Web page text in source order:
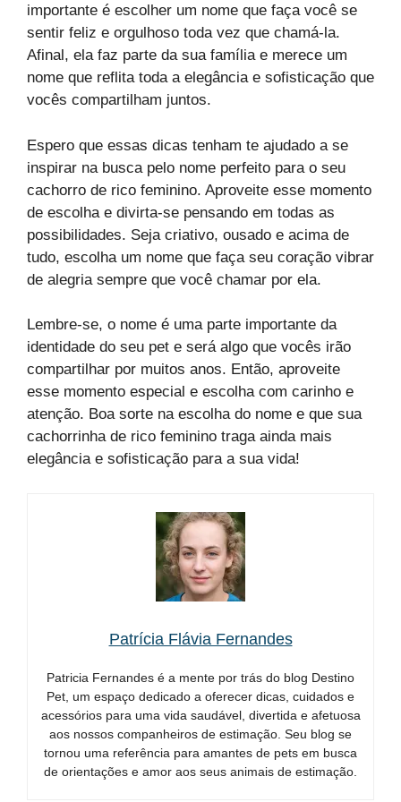
importante é escolher um nome que faça você se
sentir feliz e orgulhoso toda vez que chamá-la.
Afinal, ela faz parte da sua família e merece um
nome que reflita toda a elegância e sofisticação que
vocês compartilham juntos.
Espero que essas dicas tenham te ajudado a se
inspirar na busca pelo nome perfeito para o seu
cachorro de rico feminino. Aproveite esse momento
de escolha e divirta-se pensando em todas as
possibilidades. Seja criativo, ousado e acima de
tudo, escolha um nome que faça seu coração vibrar
de alegria sempre que você chamar por ela.
Lembre-se, o nome é uma parte importante da
identidade do seu pet e será algo que vocês irão
compartilhar por muitos anos. Então, aproveite
esse momento especial e escolha com carinho e
atenção. Boa sorte na escolha do nome e que sua
cachorrinha de rico feminino traga ainda mais
elegância e sofisticação para a sua vida!
Patrícia Flávia Fernandes
Patricia Fernandes é a mente por trás do blog Destino
Pet, um espaço dedicado a oferecer dicas, cuidados e
acessórios para uma vida saudável, divertida e afetuosa
aos nossos companheiros de estimação. Seu blog se
tornou uma referência para amantes de pets em busca
de orientações e amor aos seus animais de estimação.